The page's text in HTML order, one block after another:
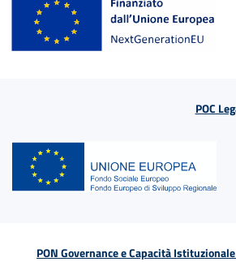
POC
PON Governance e Capacità